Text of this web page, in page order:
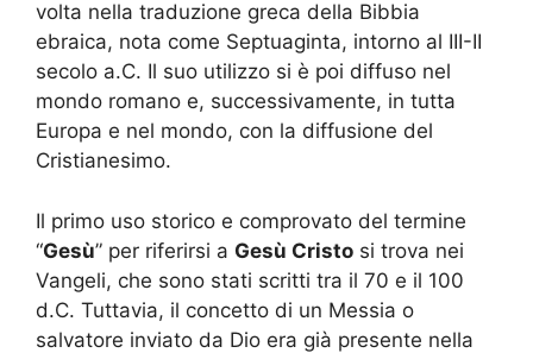
volta nella traduzione greca della Bibbia
ebraica, nota come Septuaginta, intorno al III-II
secolo a.C. Il suo utilizzo si è poi diffuso nel
mondo romano e, successivamente, in tutta
Europa e nel mondo, con la diffusione del
Cristianesimo.
Il primo uso storico e comprovato del termine
“Gesù” per riferirsi a Gesù Cristo si trova nei
Vangeli, che sono stati scritti tra il 70 e il 100
d.C. Tuttavia, il concetto di un Messia o
salvatore inviato da Dio era già presente nella